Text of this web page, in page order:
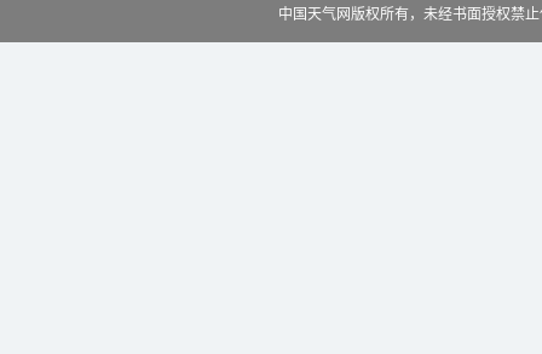
中国天气网版权所有，未经书面授权